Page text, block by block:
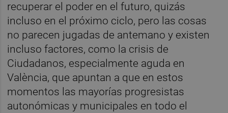
recuperar el poder en el futuro, quizás
incluso en el próximo ciclo, pero las cosas
no parecen jugadas de antemano y existen
incluso factores, como la crisis de
Ciudadanos, especialmente aguda en
València, que apuntan a que en estos
momentos las mayorías progresistas
autonómicas y municipales en todo el